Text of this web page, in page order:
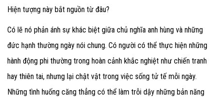
Hiện tượng này bắt nguồn từ đâu?
Có lẽ nó phản ánh sự khác biệt giữa chủ nghĩa anh hùng và những
đức hạnh thường ngày nói chung. Có người có thể thực hiện những
hành động phi thường trong hoàn cảnh khắc nghiệt như chiến tranh
hay thiên tai, nhưng lại chật vật trong việc sống tử tế mỗi ngày.
Những tình huống căng thẳng có thể làm trỗi dậy những bản năng